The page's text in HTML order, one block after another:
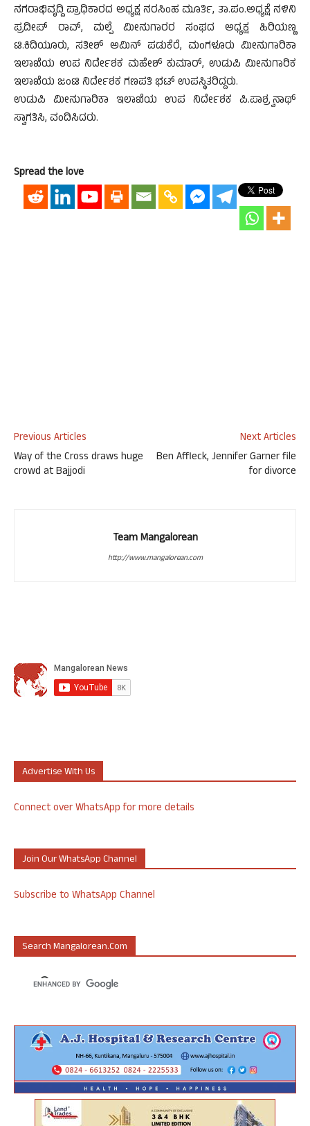
ನಗರಾಭಿವೃದ್ದಿ ಪ್ರಾಧಿಕಾರದ ಅಧ್ಯಕ್ಷ ನರಸಿಂಹ ಮೂರ್ತಿ, ತಾ.ಪಂ.ಅಧ್ಯಕ್ಷೆ ನಳಿನಿ
ಪ್ರದೀಪ್ ರಾವ್, ಮಲ್ಪೆ ಮೀನುಗಾರರ ಸಂಘದ ಅಧ್ಯಕ್ಷ ಹಿರಿಯಣ್ಣ
ಟಿ.ಕಿದಿಯೂರು, ಸತೀಶ್ ಅಮಿನ್ ಪಡುಕೆರೆ, ಮಂಗಳೂರು ಮೀನುಗಾರಿಕಾ
ಇಲಾಖೆಯ ಉಪ ನಿರ್ದೇಶಕ ಮಹೇಶ್ ಕುಮಾರ್, ಉಡುಪಿ ಮೀನುಗಾರಿಕ
ಇಲಾಖೆಯ ಜಂಟಿ ನಿರ್ದೇಶಕ ಗಣಪತಿ ಭಟ್ ಉಪಸ್ಥಿತರಿದ್ದರು.
ಉಡುಪಿ ಮೀನುಗಾರಿಕಾ ಇಲಾಖೆಯ ಉಪ ನಿರ್ದೇಶಕ ಪಿ.ಪಾಶ್ರ್ವನಾಥ್
ಸ್ವಾಗತಿಸಿ, ವಂದಿಸಿದರು.
Spread the love
Previous Articles
Way of the Cross draws huge
crowd at Bajjodi
Next Articles
Ben Affleck, Jennifer Garner file
for divorce
Team Mangalorean
http://www.mangalorean.com
Advertise With Us
Connect over WhatsApp for more details
Join Our WhatsApp Channel
Subscribe to WhatsApp Channel
Search Mangalorean.com